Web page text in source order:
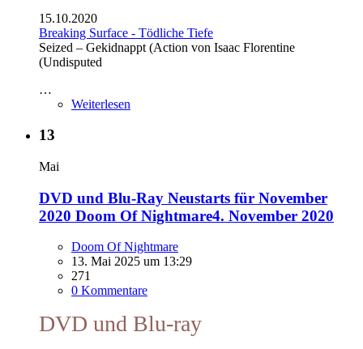
15.10.2020
Breaking Surface - Tödliche Tiefe
Seized – Gekidnappt (Action von Isaac Florentine
(Undisputed
…
Weiterlesen
13
Mai
DVD und Blu-Ray Neustarts für November
2020 Doom Of Nightmare4. November 2020
Doom Of Nightmare
13. Mai 2025 um 13:29
271
0 Kommentare
DVD und Blu-ray